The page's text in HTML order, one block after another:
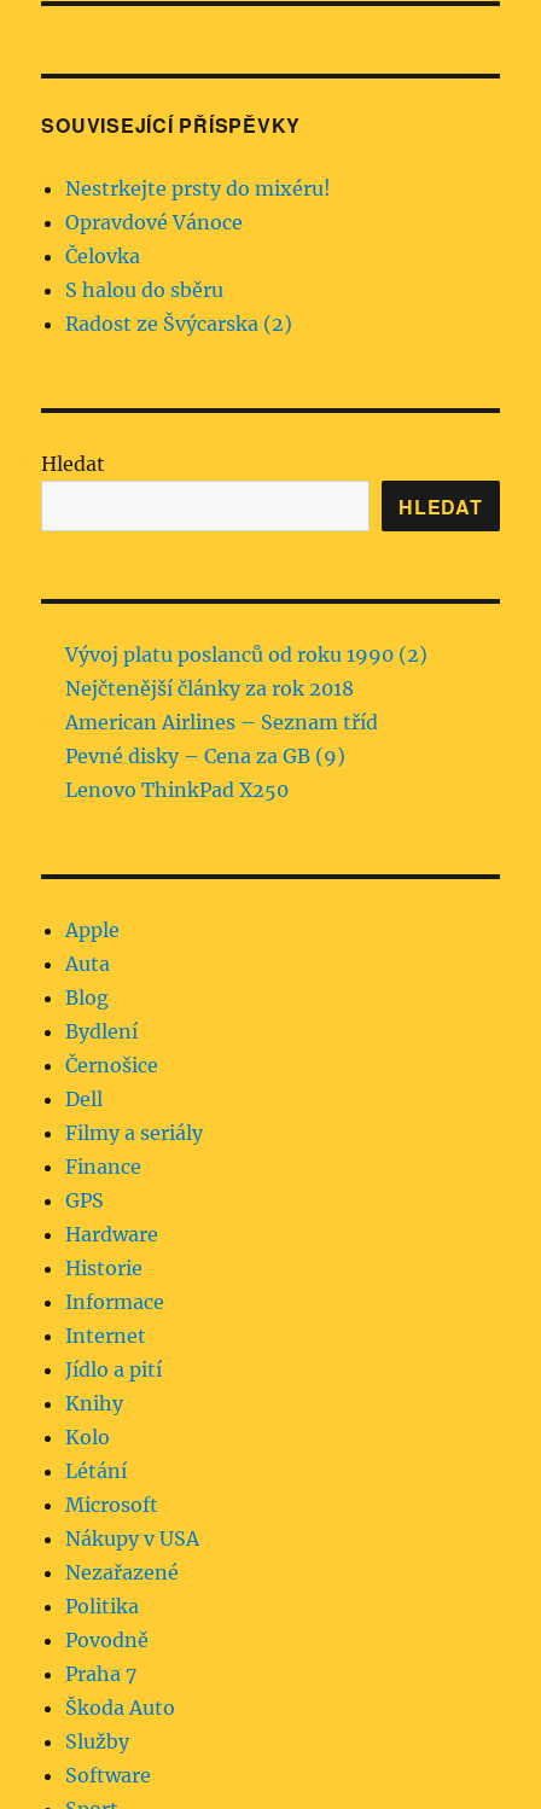
SOUVISEJÍCÍ PŘÍSPĚVKY
Nestrkejte prsty do mixéru!
Opravdové Vánoce
Čelovka
S halou do sběru
Radost ze Švýcarska (2)
Hledat
HLEDAT
Vývoj platu poslanců od roku 1990 (2)
Nejčtenější články za rok 2018
American Airlines – Seznam tříd
Pevné disky – Cena za GB (9)
Lenovo ThinkPad X250
Apple
Auta
Blog
Bydlení
Černošice
Dell
Filmy a seriály
Finance
GPS
Hardware
Historie
Informace
Internet
Jídlo a pití
Knihy
Kolo
Létání
Microsoft
Nákupy v USA
Nezařazené
Politika
Povodně
Praha 7
Škoda Auto
Služby
Software